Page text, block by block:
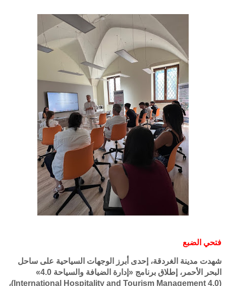
فتحي الضبع
شهدت مدينة الغردقة، إحدى أبرز الوجهات السياحية على ساحل
البحر الأحمر، إطلاق برنامج «إدارة الضيافة والسياحة 4.0»
(International Hospitality and Tourism Management 4.0)،